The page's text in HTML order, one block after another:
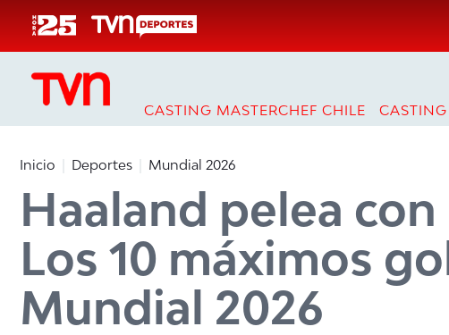
CASTING MASTERCHEF CHILE
Inicio Deportes Mundial 2026
Haaland pelea
Los 10 máximos
Mundial 2026